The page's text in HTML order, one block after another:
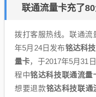
联通流量卡充了
拨打客服热线。联通流
年5月24日发布铭达科
量卡，于2017年5月31
程中铭达科技联通流量
想要退款铭达科技联通